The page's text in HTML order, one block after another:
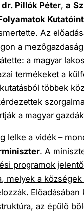
dr. Pillók Péter,a
Az
a
a magyar
termékeket a
többek
a magyar
lelke a vidék –
. A
programok
melyek a községek
.
az épülő